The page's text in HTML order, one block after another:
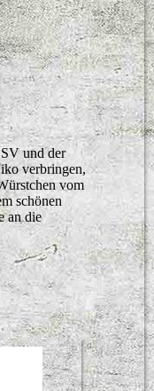
und der
verbringen,
vom
schönen
an die